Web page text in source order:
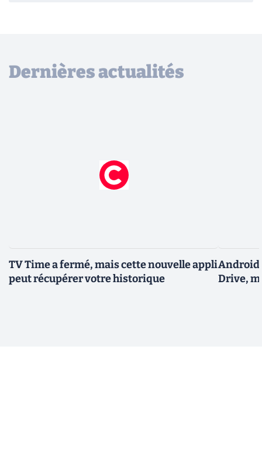
Dernières actualités
TV Time a fermé, mais cette nouvelle appli
peut récupérer votre historique
Android
Drive,